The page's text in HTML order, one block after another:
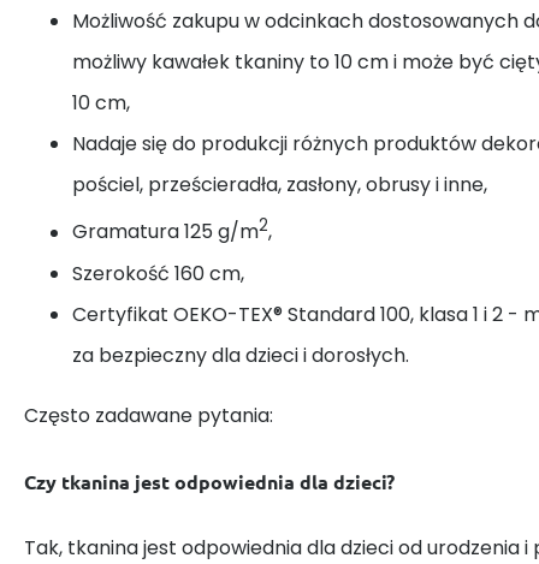
Możliwość zakupu w odcinkach dostosowanych
możliwy kawałek tkaniny to 10 cm i może być
10 cm,
Nadaje się do produkcji różnych produktów
pościel, prześcieradła, zasłony, obrusy i inne,
Gramatura 125 g/m2,
Szerokość 160 cm,
Certyfikat OEKO-TEX® Standard 100, klasa 1 i 2 -
za bezpieczny dla dzieci i dorosłych.
Często zadawane pytania:
Czy tkanina jest odpowiednia dla dzieci?
Tak, tkanina jest odpowiednia dla dzieci od urodzenia